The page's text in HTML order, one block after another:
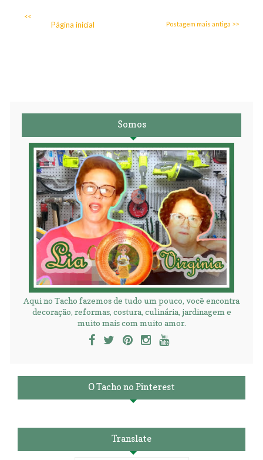
<<
Postagem mais antiga >>
Página inicial
Somos
Aqui no Tacho fazemos de tudo um pouco, você encontra
decoração, reformas, costura, culinária, jardinagem e
muito mais com muito amor.
O Tacho no Pinterest
Translate